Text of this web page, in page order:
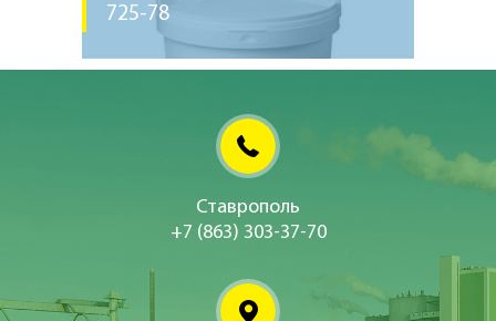
725-78
Ставрополь
+7 (863) 303-37-70